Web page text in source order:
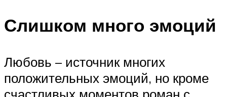
Слишком много эмоций
Любовь – источник многих
положительных эмоций, но кроме